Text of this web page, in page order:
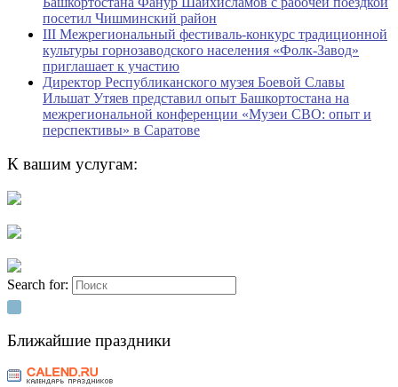
посетил Чишминский район
III Межрегиональный фестиваль-конкурс традиционной
культуры горнозаводского населения «Фолк-Завод»
приглашает к участию
Директор Республиканского музея Боевой Славы
Ильшат Утяев представил опыт Башкортостана на
межрегиональной конференции «Музеи СВО: опыт и
перспективы» в Саратове
К вашим услугам:
Search for:
Ближайшие праздники